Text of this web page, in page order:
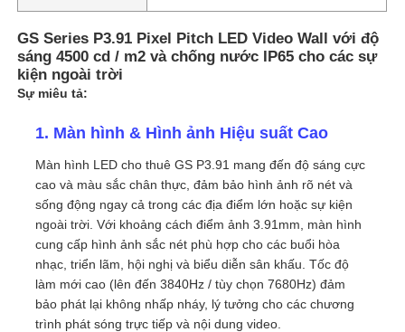
GS Series P3.91 Pixel Pitch LED Video Wall với độ
sáng 4500 cd / m2 và chống nước IP65 cho các sự
kiện ngoài trời
Sự miêu tả:
1. Màn hình & Hình ảnh Hiệu suất Cao
Màn hình LED cho thuê GS P3.91 mang đến độ sáng cực
cao và màu sắc chân thực, đảm bảo hình ảnh rõ nét và
sống động ngay cả trong các địa điểm lớn hoặc sự kiện
ngoài trời. Với khoảng cách điểm ảnh 3.91mm, màn hình
cung cấp hình ảnh sắc nét phù hợp cho các buổi hòa
nhạc, triển lãm, hội nghị và biểu diễn sân khấu. Tốc độ
làm mới cao (lên đến 3840Hz / tùy chọn 7680Hz) đảm
bảo phát lại không nhấp nháy, lý tưởng cho các chương
trình phát sóng trực tiếp và nội dung video.